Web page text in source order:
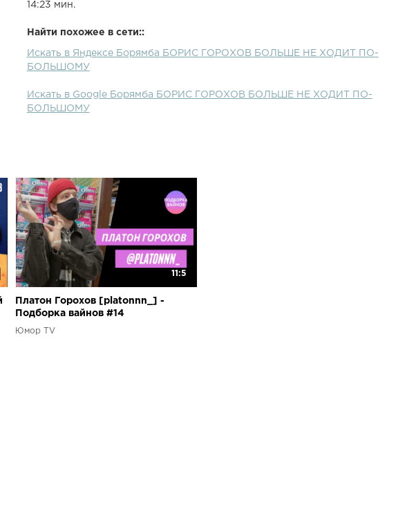
14:23 мин.
Найти похожее в сети::
Искать в Яндексе Борямба БОРИС ГОРОХОВ БОЛЬШЕ НЕ ХОДИТ ПО-
БОЛЬШОМУ
Искать в Google Борямба БОРИС ГОРОХОВ БОЛЬШЕ НЕ ХОДИТ ПО-
БОЛЬШОМУ
11:5
Платон Горохов [platonnn_] -
Подборка вайнов #14
Юмор TV